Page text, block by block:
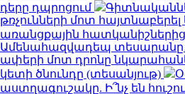
դերը դպրոցում
թռչունների մոտ հայտնաբերել
առանցքային հատկանիշներից
Ամենահազվադեպ տեսարանը․
ափերի մոտ դրոնը
կետի ծնունդը (տեսանյութ)
աստղագուշակը. Ի՞նչ են